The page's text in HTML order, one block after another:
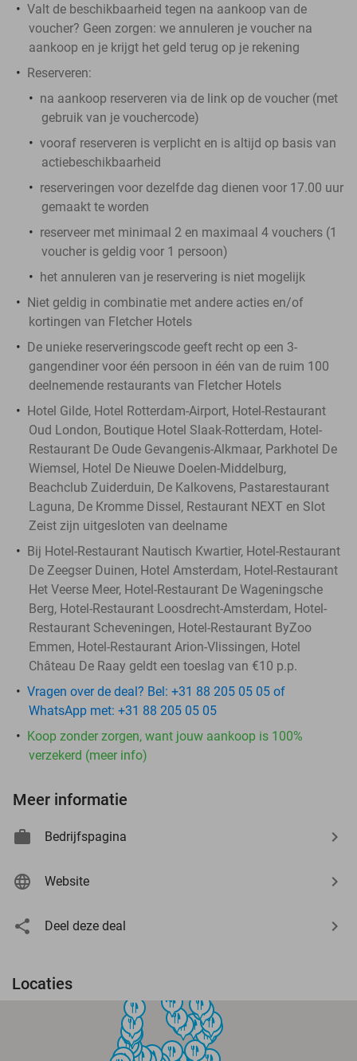
Valt de beschikbaarheid tegen na aankoop van de
voucher? Geen zorgen: we annuleren je voucher na
aankoop en je krijgt het geld terug op je rekening
Reserveren:
na aankoop reserveren via de link op de voucher (met
gebruik van je vouchercode)
vooraf reserveren is verplicht en is altijd op basis van
actiebeschikbaarheid
reserveringen voor dezelfde dag dienen voor 17.00 uur
gemaakt te worden
reserveer met minimaal 2 en maximaal 4 vouchers (1
voucher is geldig voor 1 persoon)
het annuleren van je reservering is niet mogelijk
Niet geldig in combinatie met andere acties en/of
kortingen van Fletcher Hotels
De unieke reserveringscode geeft recht op een 3-
gangendiner voor één persoon in één van de ruim 100
deelnemende restaurants van Fletcher Hotels
Hotel Gilde, Hotel Rotterdam-Airport, Hotel-Restaurant
Oud London, Boutique Hotel Slaak-Rotterdam, Hotel-
Restaurant De Oude Gevangenis-Alkmaar, Parkhotel De
Wiemsel, Hotel De Nieuwe Doelen-Middelburg,
Beachclub Zuiderduin, De Kalkovens, Pastarestaurant
Laguna, De Kromme Dissel, Restaurant NEXT en Slot
Zeist zijn uitgesloten van deelname
Bij Hotel-Restaurant Nautisch Kwartier, Hotel-Restaurant
De Zeegser Duinen, Hotel Amsterdam, Hotel-Restaurant
Het Veerse Meer, Hotel-Restaurant De Wageningsche
Berg, Hotel-Restaurant Loosdrecht-Amsterdam, Hotel-
Restaurant Scheveningen, Hotel-Restaurant ByZoo
Emmen, Hotel-Restaurant Arion-Vlissingen, Hotel
Château De Raay geldt een toeslag van €10 p.p.
Vragen over de deal? Bel: +31 88 205 05 05 of
WhatsApp met: +31 88 205 05 05
Koop zonder zorgen, want jouw aankoop is 100%
verzekerd (meer info)
Meer informatie
Bedrijfspagina
Website
Deel deze deal
Locaties
food
food
food
food
food
food
food
food food
food
food
food
food
food
food
food
food
food
food
food
food